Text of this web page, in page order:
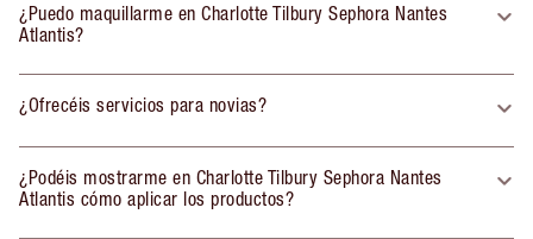
¿Puedo maquillarme en Charlotte Tilbury Sephora Nantes
Atlantis?
¿Ofrecéis servicios para novias?
¿Podéis mostrarme en Charlotte Tilbury Sephora Nantes
Atlantis cómo aplicar los productos?